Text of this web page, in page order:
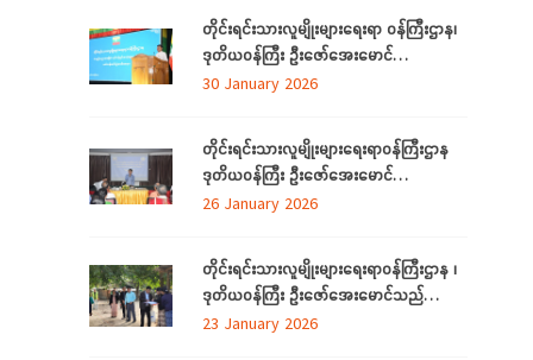
သည့် သက်တိုင်းရင်းသားလူမျိုးများနှင့်
တွေ့ဆုံ၊ (၃၉)ကြိမ်မြောက် ဂုဏဝိသိဌပူဇာ
မင်္ဂလာပွဲအခမ်းအနား အောင်မြင်စွာကျင်းပ
နိုင်ရေး လုပ်ငန်းညှိနှိုင်းအစည်းအဝေးသို့
တိုင်းရင်းသားလူမျိုးများရေးရာ ဝန်ကြီးဌာန၊
ဒုတိယဝန်ကြီး ဦးဇော်အေးမောင်
တိုင်းရင်းသားလူမျိုးများရေးရာဝန်ကြီးဌာန Al
သင်တန်းဆင်းပွဲအခမ်းအနားသို့ တက်ရောက်
နေပြည်တော် ဇန်နဝါရီလ ၃၀
30 January 2026
တိုင်းရင်းသားလူမျိုးများရေးရာဝန်ကြီးဌာန
ဒုတိယဝန်ကြီး ဦးဇော်အေးမောင်
ရန်ကုန်တိုင်းဒေသကြီး၊ ညွှန်ကြားရေးမှူးရုံးရှိ
အတွင်းရှိ တိုင်းရင်းသားစာပေနှင့်ယဉ်ကျေးမှု
ကော်မတီများနှင့်တွေ့ဆုံ
26 January 2026
တိုင်းရင်းသားလူမျိုးများရေးရာဝန်ကြီးဌာန ၊
ဒုတိယဝန်ကြီး ဦးဇော်အေးမောင်သည်
တိုင်းရင်းသားရေးရာနှင့်သက်မွေးပညာသင်
23 January 2026